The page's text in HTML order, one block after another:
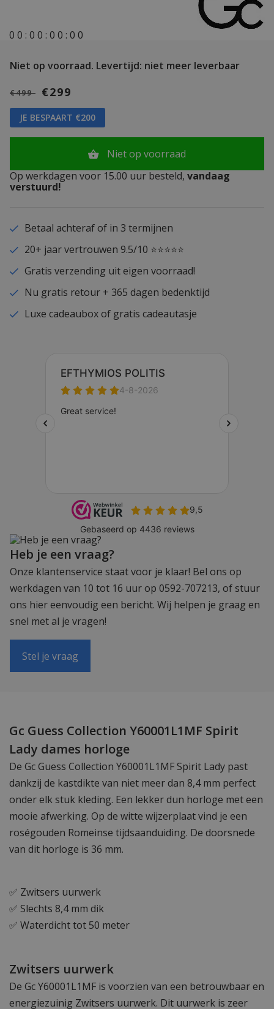
0 0 : 0 0 : 0 0 : 0 0
Niet op voorraad. Levertijd: niet meer leverbaar
€499 €299
JE BESPAART €200
Niet op voorraad
Op werkdagen voor 15.00 uur besteld, vandaag
verstuurd!
Betaal achteraf of in 3 termijnen
20+ jaar vertrouwen 9.5/10 ⭐⭐⭐⭐⭐
Gratis verzending uit eigen voorraad!
Nu gratis retour + 365 dagen bedenktijd
Luxe cadeaubox of gratis cadeautasje
Heb je een vraag?
Onze klantenservice staat voor je klaar! Bel ons op
werkdagen van 10 tot 16 uur op 0592-707213, of stuur
ons hier eenvoudig een bericht. Wij helpen je graag en
snel met al je vragen!
Stel je vraag
Gc Guess Collection Y60001L1MF Spirit
Lady dames horloge
De Gc Guess Collection Y60001L1MF Spirit Lady past
dankzij de kastdikte van niet meer dan 8,4 mm perfect
onder elk stuk kleding. Een lekker dun horloge met een
mooie afwerking. Op de witte wijzerplaat vind je een
roségouden Romeinse tijdsaanduiding. De doorsnede
van dit horloge is 36 mm.
✅ Zwitsers uurwerk
✅ Slechts 8,4 mm dik
✅ Waterdicht tot 50 meter
Zwitsers uurwerk
De Gc Y60001L1MF is voorzien van een betrouwbaar en
energiezuinig Zwitsers uurwerk. Dit uurwerk is zeer